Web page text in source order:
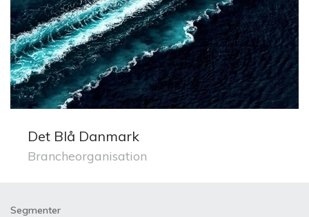
Det Blå Danmark
Brancheorganisation
Segmenter